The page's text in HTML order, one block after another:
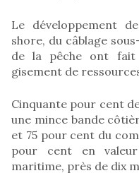
Le développement
shore, du câblage
de la pêche ont fait
gisement de
Cinquante pour cent
une mince bande
et 75 pour cent du
pour cent en
maritime, près de dix